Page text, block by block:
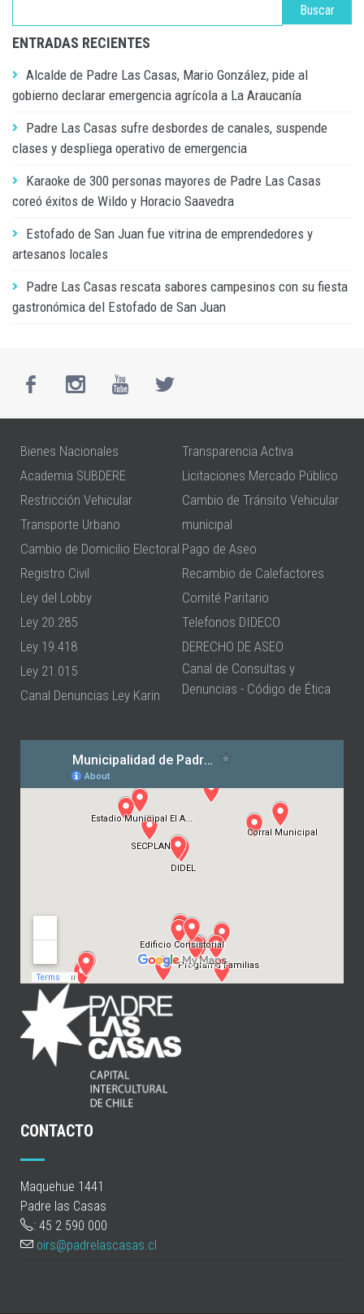
ENTRADAS RECIENTES
Alcalde de Padre Las Casas, Mario González, pide al
gobierno declarar emergencia agrícola a La Araucanía
Padre Las Casas sufre desbordes de canales, suspende
clases y despliega operativo de emergencia
Karaoke de 300 personas mayores de Padre Las Casas
coreó éxitos de Wildo y Horacio Saavedra
Estofado de San Juan fue vitrina de emprendedores y
artesanos locales
Padre Las Casas rescata sabores campesinos con su fiesta
gastronómica del Estofado de San Juan
Bienes Nacionales
Academia SUBDERE
Restricción Vehicular
Transporte Urbano
Cambio de Domicilio Electoral
Registro Civil
Ley del Lobby
Ley 20.285
Ley 19.418
Ley 21.015
Canal Denuncias Ley Karin
Transparencia Activa
Licitaciones Mercado Público
Cambio de Tránsito Vehicular
municipal
Pago de Aseo
Recambio de Calefactores
Comité Paritario
Telefonos DIDECO
DERECHO DE ASEO
Canal de Consultas y
Denuncias - Código de Ética
CONTACTO
Maquehue 1441
Padre las Casas
: 45 2 590 000
oirs@padrelascasas.cl